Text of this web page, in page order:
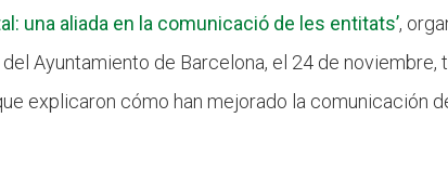
una aliada en la comunicació de les entitats’,
Ayuntamiento de Barcelona, el 24 de noviembre,
explicaron cómo han mejorado la comunicación